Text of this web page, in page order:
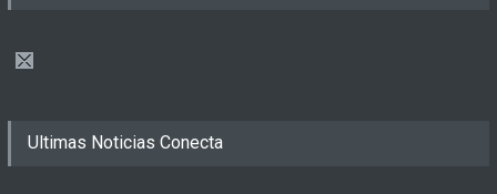
Ultimas Noticias Conecta